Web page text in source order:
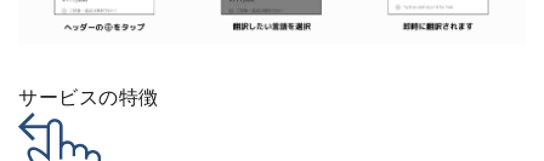
サービスの特徴